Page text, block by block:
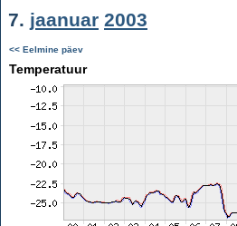
7. jaanuar 2003
<< Eelmine päev
Temperatuur